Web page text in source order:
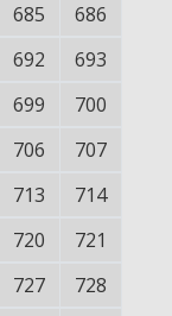
685
686
692
693
699
700
706
707
713
714
720
721
727
728